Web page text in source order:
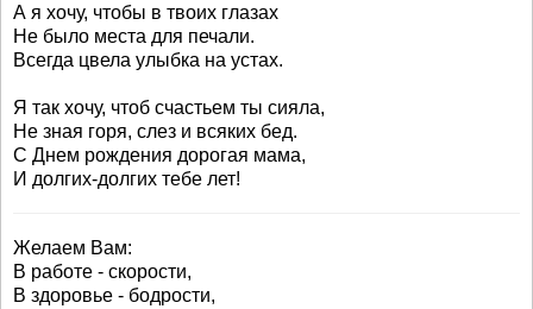
А я хочу, чтобы в твоих глазах
Не было места для печали.
Всегда цвела улыбка на устах.
Я так хочу, чтоб счастьем ты сияла,
Не зная горя, слез и всяких бед.
С Днем рождения дорогая мама,
И долгих-долгих тебе лет!
Желаем Вам:
В работе - скорости,
В здоровье - бодрости,